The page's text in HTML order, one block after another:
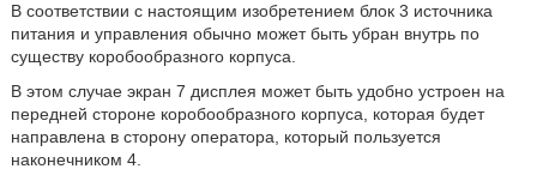
В соответствии с настоящим изобретением блок 3 источника
питания и управления обычно может быть убран внутрь по
существу коробообразного корпуса.
В этом случае экран 7 дисплея может быть удобно устроен на
передней стороне коробообразного корпуса, которая будет
направлена в сторону оператора, который пользуется
наконечником 4.